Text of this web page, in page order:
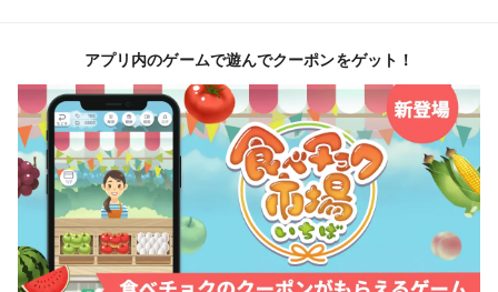
アプリ内のゲームで遊んでクーポンをゲット！